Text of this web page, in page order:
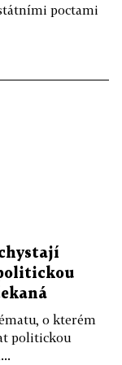
poctami
o kterém
politickou